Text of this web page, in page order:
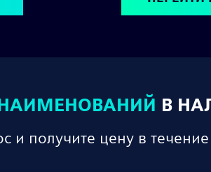
В
и получите цену в